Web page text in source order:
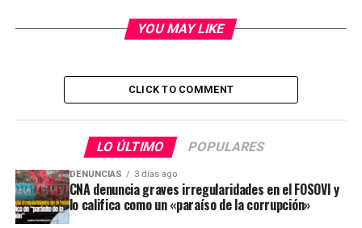
YOU MAY LIKE
CLICK TO COMMENT
LO ÚLTIMO POPULARES
DENUNCIAS 3 días ago
CNA denuncia graves irregularidades en el FOSOVI y
lo califica como un «paraíso de la corrupción»